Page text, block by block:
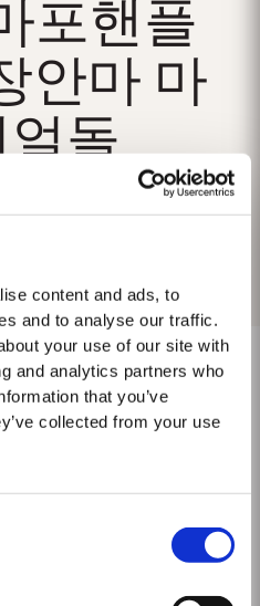
content and ads, to
and to analyse our traffic.
your use of our site with
and analytics partners who
that you’ve
collected from your use
포핸플
안마 마
얼돌